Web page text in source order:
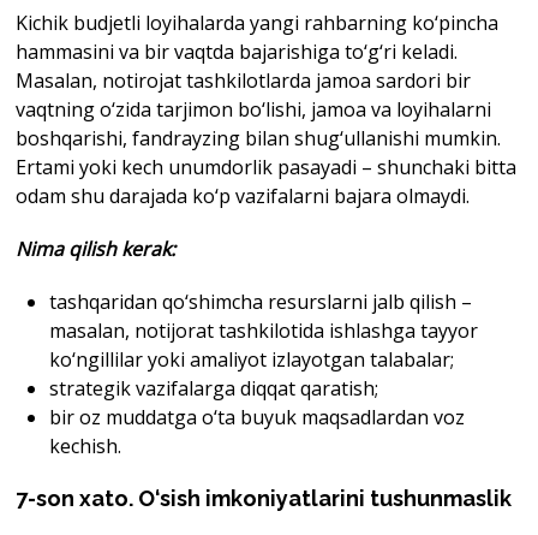
Kichik budjetli loyihalarda yangi rahbarning ko‘pincha
hammasini va bir vaqtda bajarishiga to‘g‘ri keladi.
Masalan, notirojat tashkilotlarda jamoa sardori bir
vaqtning o‘zida tarjimon bo‘lishi, jamoa va loyihalarni
boshqarishi, fandrayzing bilan shug‘ullanishi mumkin.
Ertami yoki kech unumdorlik pasayadi – shunchaki bitta
odam shu darajada ko‘p vazifalarni bajara olmaydi.
Nima qilish kerak:
tashqaridan qo‘shimcha resurslarni jalb qilish –
masalan, notijorat tashkilotida ishlashga tayyor
ko‘ngillilar yoki amaliyot izlayotgan talabalar;
strategik vazifalarga diqqat qaratish;
bir oz muddatga o‘ta buyuk maqsadlardan voz
kechish.
7-son xato. O‘sish imkoniyatlarini tushunmaslik